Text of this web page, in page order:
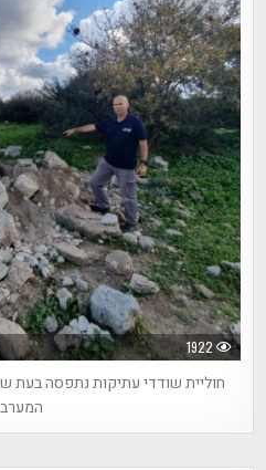
1922
חוליית שודדי עתיקות נתפסה בעת